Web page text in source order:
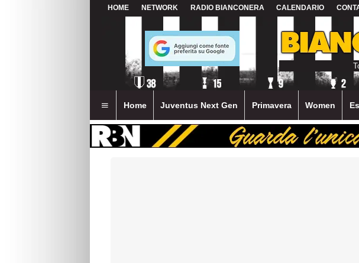
HOME NETWORK RADIO BIANCONERA CALENDARIO
Home Juventus Next Gen Primavera Women